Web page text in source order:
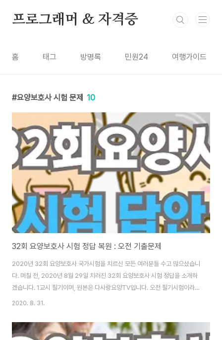
프로그래머 & 자격증
홈 태그 방명록 민원24 여행가이드
요양보호사 시험 문제 10
32회 요양보호사 시험 정답 복원 : 오전 기출문제
2020년 32회 요양보호사 국가시험을 치르신 모든 여러분들 수고 많으셨습니
다. 며칠 전, 2020년 8월 29일 치러진 32회 요양보호사 시험 정답을 소개하
겠습니다. 1교시 필기이며, 원본은 다사랑요양TV입니다. 오전 필기시험이라
오후 시험과 순서에 차이가 있을 수 있습니다. 기출문제 시험 정답 확인하기 전
급 기관 및 신청 방법 소개 : 경기도 충청도 요양보호사 1년도 안 돼 해고하는
이유 - 퇴직금 문제 요양보호사 자격증 취득 방법 - 국비 내일배움카드로 500
2020. 8. 31.